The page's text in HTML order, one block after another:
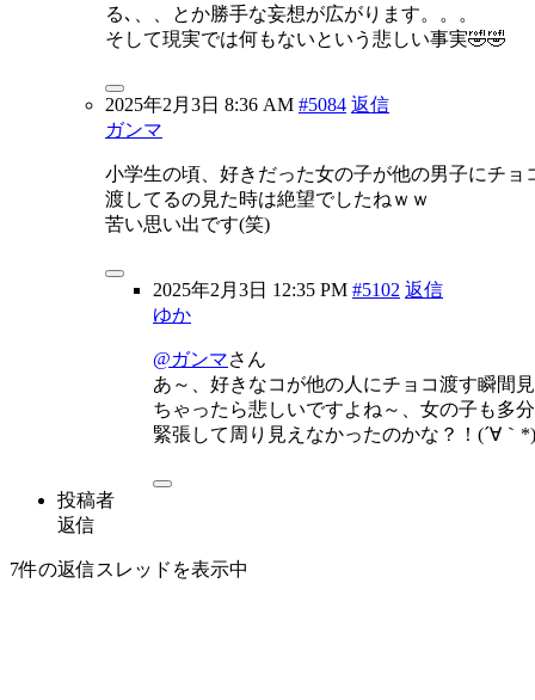
る､、、とか勝手な妄想が広がります。。。
そして現実では何もないという悲しい事実🤣🤣
2025年2月3日 8:36 AM #5084 返信
ガンマ
小学生の頃、好きだった女の子が他の男子にチョ
渡してるの見た時は絶望でしたねｗｗ
苦い思い出です(笑)
2025年2月3日 12:35 PM #5102 返信
ゆか
@ガンマさん
あ～、好きなコが他の人にチョコ渡す瞬間見
ちゃったら悲しいですよね～、女の子も多分
緊張して周り見えなかったのかな？！(´∀｀*)
投稿者
返信
7件の返信スレッドを表示中